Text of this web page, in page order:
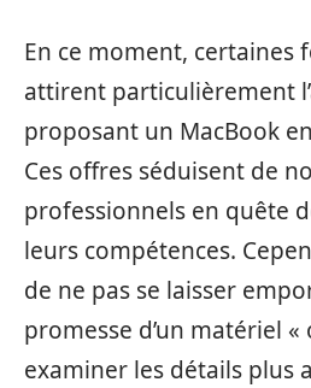
En ce moment, certaines
attirent particulièrement
proposant un MacBook
Ces offres séduisent de
professionnels en quête
leurs compétences.
de ne pas se laisser
promesse d’un matériel
examiner les détails plus